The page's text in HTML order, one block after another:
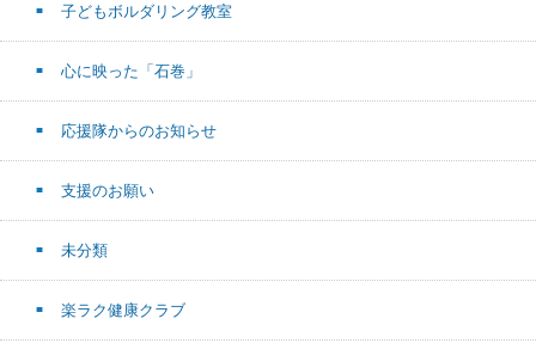
子どもボルダリング教室
心に映った「石巻」
応援隊からのお知らせ
支援のお願い
未分類
楽ラク健康クラブ